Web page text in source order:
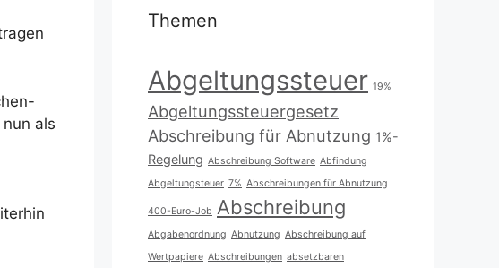
als
Themen
Abgeltungssteuer 19%
Abgeltungssteuergesetz
Abschreibung für Abnutzung 1%-
Regelung Abschreibung Software Abfindung
Abgeltungsteuer 7% Abschreibungen für Abnutzung
400-Euro-Job Abschreibung
Abgabenordnung Abnutzung Abschreibung auf
Wertpapiere Abschreibungen absetzbaren